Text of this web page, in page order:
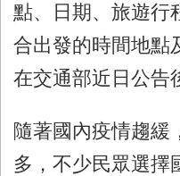
點、日期、旅遊行
合出發的時間地點
在交通部近日公告
隨著國內疫情趨緩
多，不少民眾選擇